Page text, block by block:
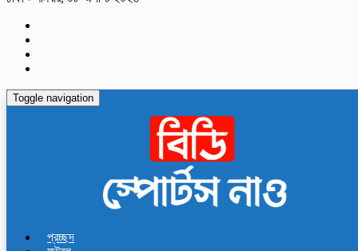
Toggle navigation
প্রচ্ছদ